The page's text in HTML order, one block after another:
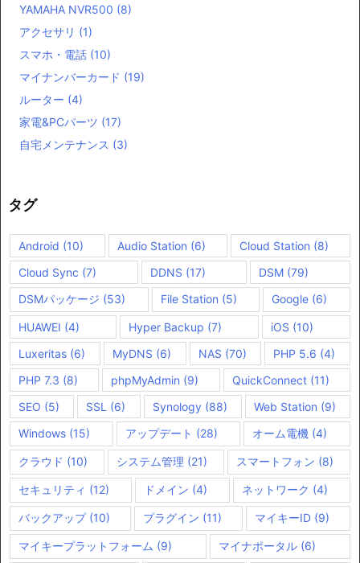
YAMAHA NVR500 (8)
アクセサリ (1)
スマホ・電話 (10)
マイナンバーカード (19)
ルーター (4)
家電&PCパーツ (17)
自宅メンテナンス (3)
タグ
Android (10) Audio Station (6) Cloud Station (8)
Cloud Sync (7) DDNS (17) DSM (79)
DSMパッケージ (53) File Station (5) Google (6)
HUAWEI (4) Hyper Backup (7) iOS (10)
Luxeritas (6) MyDNS (6) NAS (70) PHP 5.6 (4)
PHP 7.3 (8) phpMyAdmin (9) QuickConnect(11)
SEO (5) SSL (6) Synology (88) Web Station (9)
Windows (15) アップデート (28) オーム電機 (4)
クラウド (10) システム管理 (21) スマートフォン (8)
セキュリティ (12) ドメイン (4) ネットワーク (4)
バックアップ(10) プラグイン (11) マイキーID (9)
マイキープラットフォーム (9) マイナポータル (6)